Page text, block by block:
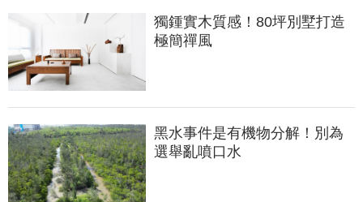
獨鍾實木質感！80坪別墅打造
極簡禪風
黑水事件是有機物分解！別為
選舉亂噴口水